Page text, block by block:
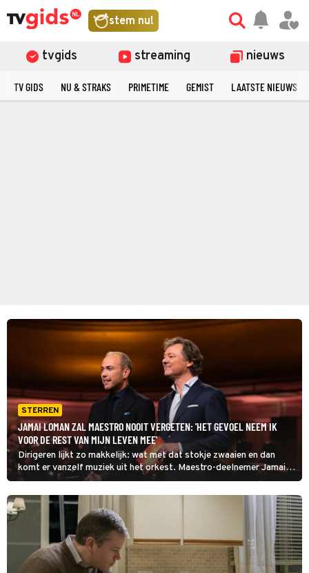
stem nu!
tvgids streaming nieuws
TV GIDS NU & STRAKS PRIMETIME GEMIST LAATSTE NIEUWS
STERREN
JAMAI LOMAN ZAL MAESTRO NOOIT VERGETEN: 'HET GEVOEL NEEM IK
VOOR DE REST VAN MIJN LEVEN MEE'
Dirigeren lijkt zo makkelijk: wat met dat stokje zwaaien en dan
komt er vanzelf muziek uit het orkest. Maestro-deelnemer Jamai
Loman en zijn coach Rolf Verbeek weten beter. ‘Dirigent is een gek
vak’.